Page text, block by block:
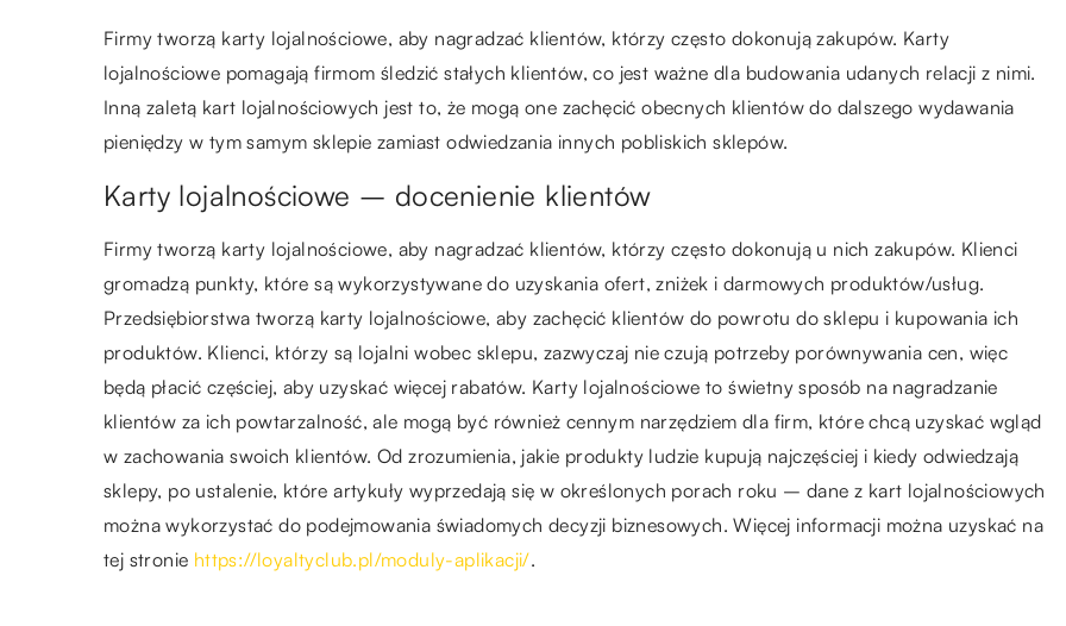
Firmy tworzą karty lojalnościowe, aby nagradzać klientów, którzy często dokonują zakupów. Karty
lojalnościowe pomagają firmom śledzić stałych klientów, co jest ważne dla budowania udanych relacji z nimi.
Inną zaletą kart lojalnościowych jest to, że mogą one zachęcić obecnych klientów do dalszego wydawania
pieniędzy w tym samym sklepie zamiast odwiedzania innych pobliskich sklepów.
Karty lojalnościowe – docenienie klientów
Firmy tworzą karty lojalnościowe, aby nagradzać klientów, którzy często dokonują u nich zakupów. Klienci
gromadzą punkty, które są wykorzystywane do uzyskania ofert, zniżek i darmowych produktów/usług.
Przedsiębiorstwa tworzą karty lojalnościowe, aby zachęcić klientów do powrotu do sklepu i kupowania ich
produktów. Klienci, którzy są lojalni wobec sklepu, zazwyczaj nie czują potrzeby porównywania cen, więc
będą płacić częściej, aby uzyskać więcej rabatów. Karty lojalnościowe to świetny sposób na nagradzanie
klientów za ich powtarzalność, ale mogą być również cennym narzędziem dla firm, które chcą uzyskać wgląd
w zachowania swoich klientów. Od zrozumienia, jakie produkty ludzie kupują najczęściej i kiedy odwiedzają
sklepy, po ustalenie, które artykuły wyprzedają się w określonych porach roku – dane z kart lojalnościowych
można wykorzystać do podejmowania świadomych decyzji biznesowych. Więcej informacji można uzyskać na
tej stronie https://loyaltyclub.pl/moduly-aplikacji/.